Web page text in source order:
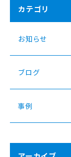
カテゴリ
お知らせ
ブログ
事例